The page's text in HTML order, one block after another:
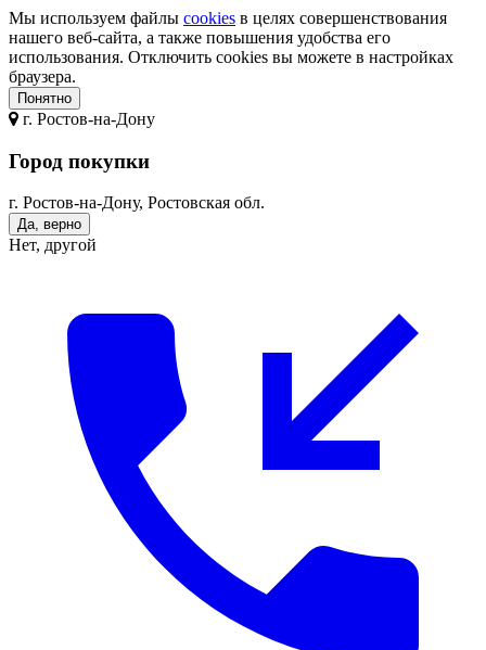
Мы используем файлы cookies в целях совершенствования
нашего веб-сайта, а также повышения удобства его
использования. Отключить cookies вы можете в настройках
браузера.
Понятно
г. Ростов-на-Дону
Город покупки
г. Ростов-на-Дону, Ростовская обл.
Да, верно
Нет, другой